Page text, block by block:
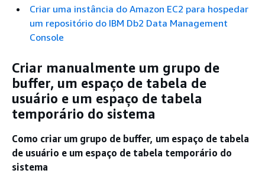
Criar uma instância do Amazon EC2 para hospedar
um repositório do IBM Db2 Data Management
Console
Criar manualmente um grupo de
buffer, um espaço de tabela de
usuário e um espaço de tabela
temporário do sistema
Como criar um grupo de buffer, um espaço de tabela
de usuário e um espaço de tabela temporário do
sistema